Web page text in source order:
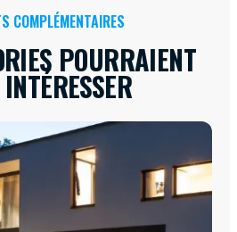
COMPLÉMENTAIRES
POURRAIENT